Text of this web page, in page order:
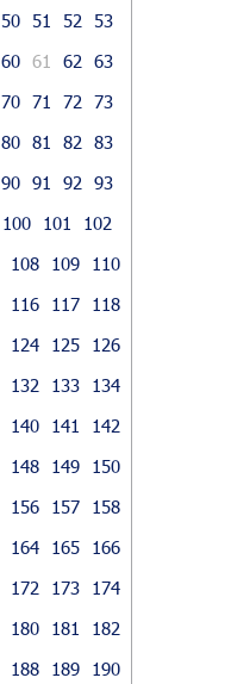
50 51 52
53
60 61 62
63
70 71 72
73
80 81 82
83
90 91 92
93
100 101
102
108 109
110
116 117
118
124 125
126
132 133
134
140 141
142
148 149
150
156 157
158
164 165
166
172 173
174
180 181
182
188 189
190